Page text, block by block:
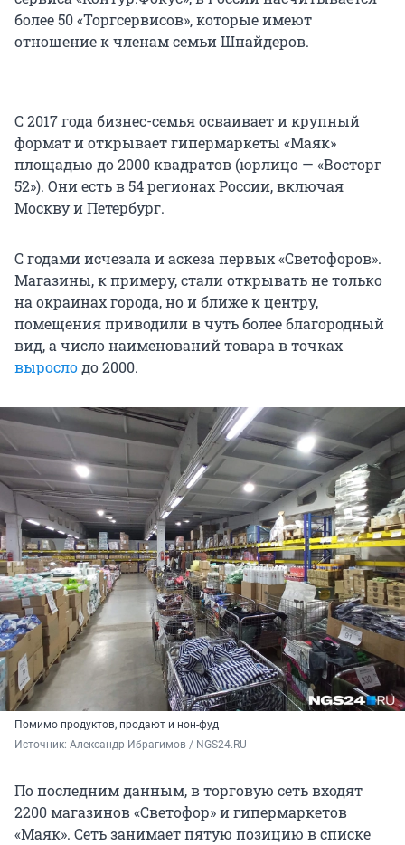
более 50 «Торгсервисов», которые имеют
отношение к членам семьи Шнайдеров.
С 2017 года бизнес-семья осваивает и крупный
формат и открывает гипермаркеты «Маяк»
площадью до 2000 квадратов (юрлицо — «Восторг
52»). Они есть в 54 регионах России, включая
Москву и Петербург.
С годами исчезала и аскеза первых «Светофоров».
Магазины, к примеру, стали открывать не только
на окраинах города, но и ближе к центру,
помещения приводили в чуть более благородный
вид, а число наименований товара в точках
вырослодо 2000.
Помимо продуктов, продают и нон-фуд
Источник: Александр Ибрагимов / NGS24.RU
По последним данным, в торговую сеть входят
2200 магазинов «Светофор» и гипермаркетов
«Маяк». Сеть занимает пятую позицию в списке